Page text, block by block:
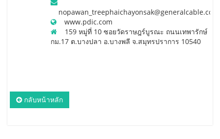
www.pdic.com
159 หมู่ที่ 10 ซอยวัดราษฎร์บูรณะ ถนนเทพารักษ์
กม.17 ต.บางปลา อ.บางพลี จ.สมุทรปราการ 10540
กลับหน้าหลัก